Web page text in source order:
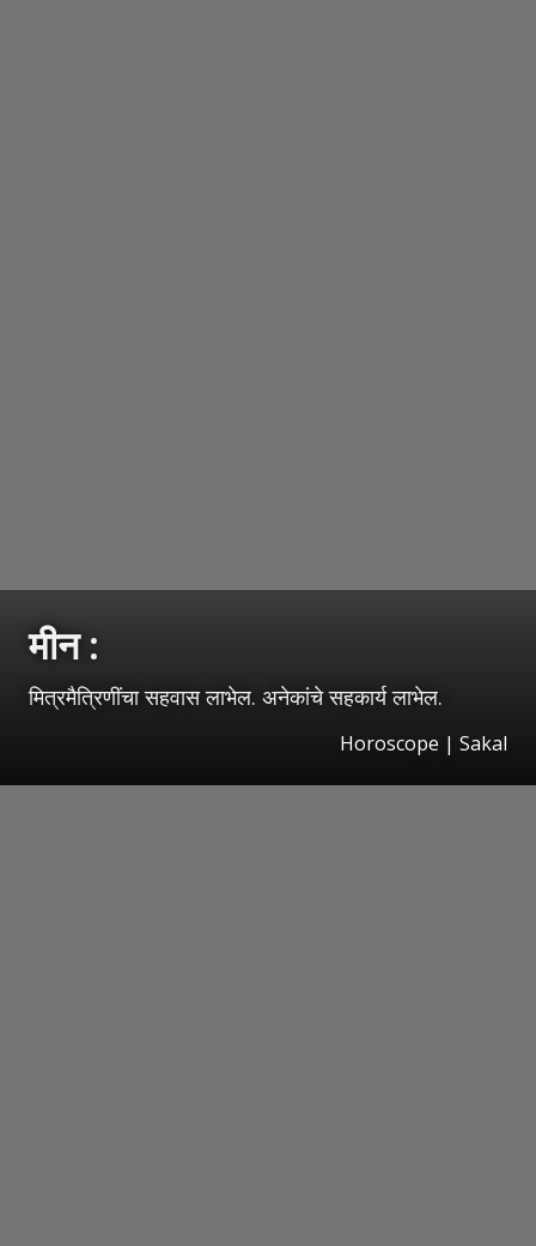
मीन :
मित्रमैत्रिणींचा सहवास लाभेल. अनेकांचे सहकार्य लाभेल.
Horoscope | Sakal